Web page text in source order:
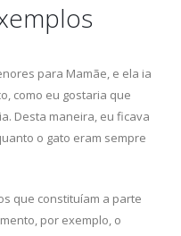
para Mamãe, e ela ia
como eu gostaria que
Desta maneira, eu ficava
o gato eram sempre
que constituíam a parte
por exemplo, o